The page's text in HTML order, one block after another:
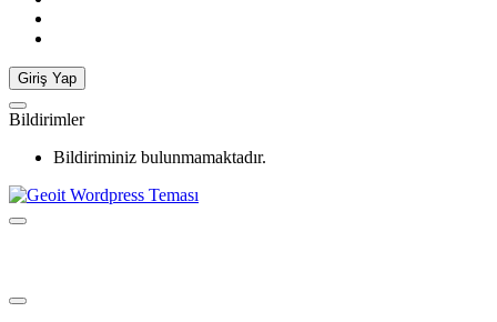
Giriş Yap
Bildirimler
Bildiriminiz bulunmamaktadır.